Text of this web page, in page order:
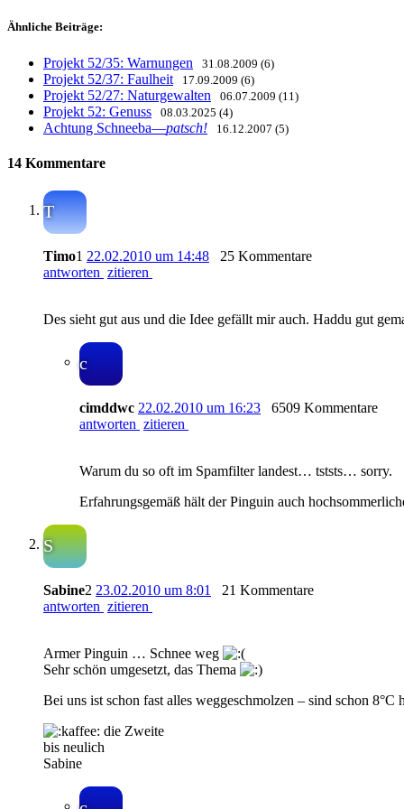
Ähnliche Beiträge:
Projekt 52/35: Warnungen 31.08.2009 (6)
Projekt 52/37: Faulheit 17.09.2009 (6)
Projekt 52/27: Naturgewalten 06.07.2009 (11)
Projekt 52: Genuss 08.03.2025 (4)
Achtung Schneeba—patsch! 16.12.2007 (5)
14 Kommentare
T
Timo1 22.02.2010 um 14:48
25 Kommentare
antworten zitieren
Des sieht gut aus und die Idee gefällt mir auch. Haddu gut
c
cimddwc 22.02.2010 um 16:23
6509 Kommentare
antworten zitieren
Warum du so oft im Spamfilter landest… tststs… sorry.
Erfahrungsgemäß hält der Pinguin auch
S
Sabine2 23.02.2010 um 8:01
21 Kommentare
antworten zitieren
Armer Pinguin … Schnee weg
Sehr schön umgesetzt, das Thema
Bei uns ist schon fast alles weggeschmolzen – sind schon 8°C
die Zweite
bis neulich
Sabine